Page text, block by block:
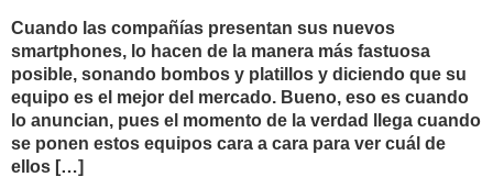
Cuando las compañías presentan sus nuevos
smartphones, lo hacen de la manera más fastuosa
posible, sonando bombos y platillos y diciendo que su
equipo es el mejor del mercado. Bueno, eso es cuando
lo anuncian, pues el momento de la verdad llega cuando
se ponen estos equipos cara a cara para ver cuál de
ellos […]